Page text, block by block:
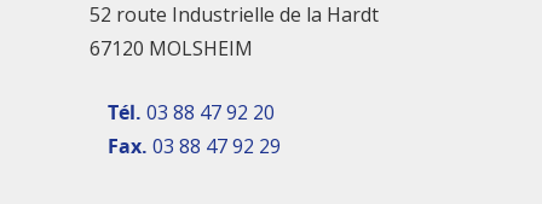
52 route Industrielle de la Hardt
67120 MOLSHEIM
Tél. 03 88 47 92 20
Fax. 03 88 47 92 29